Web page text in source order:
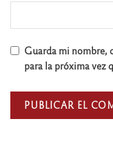
Guarda mi nombre,
para la próxima vez